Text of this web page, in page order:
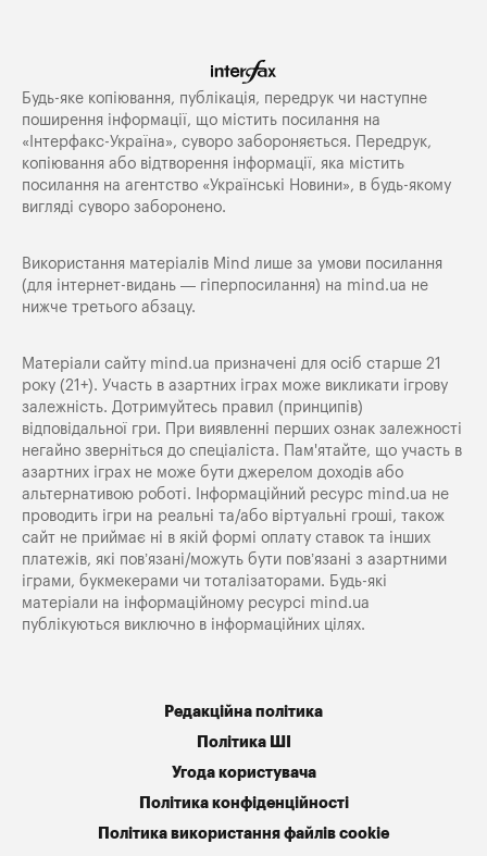
Будь-яке копiювання, публiкацiя, передрук чи наступне
поширення iнформацiї, що мiстить посилання на
«Iнтерфакс-Україна», суворо забороняється. Передрук,
копіювання або відтворення інформації, яка містить
посилання на агентство «Українські Новини», в будь-якому
вигляді суворо заборонено.
Використання матеріалів Mind лише за умови посилання
(для інтернет-видань — гіперпосилання) на mind.ua не
нижче третього абзацу.
Матеріали сайту mind.ua призначені для осіб старше 21
року (21+). Участь в азартних іграх може викликати ігрову
залежність. Дотримуйтесь правил (принципів)
відповідальної гри. При виявленні перших ознак залежності
негайно зверніться до спеціаліста. Пам'ятайте, що участь в
азартних іграх не може бути джерелом доходів або
альтернативою роботі. Інформаційний ресурс mind.ua не
проводить ігри на реальні та/або віртуальні гроші, також
сайт не приймає ні в якій формі оплату ставок та інших
платежів, які пов’язані/можуть бути пов’язані з азартними
іграми, букмекерами чи тоталізаторами. Будь-які
матеріали на інформаційному ресурсі mind.ua
публікуються виключно в інформаційних цілях.
Редакційна політика
Політика ШІ
Угода користувача
Політика конфіденційності
Політика використання файлів cookie